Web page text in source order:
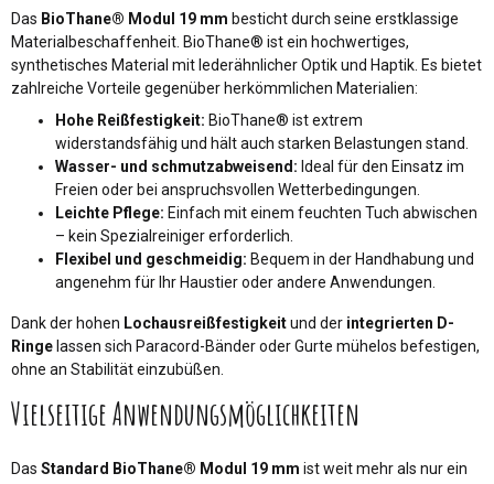
Das BioThane® Modul 19 mm besticht durch seine erstklassige
Materialbeschaffenheit. BioThane® ist ein hochwertiges,
synthetisches Material mit lederähnlicher Optik und Haptik. Es bietet
zahlreiche Vorteile gegenüber herkömmlichen Materialien:
Hohe Reißfestigkeit: BioThane® ist extrem
widerstandsfähig und hält auch starken Belastungen stand.
Wasser- und schmutzabweisend: Ideal für den Einsatz im
Freien oder bei anspruchsvollen Wetterbedingungen.
Leichte Pflege: Einfach mit einem feuchten Tuch abwischen
– kein Spezialreiniger erforderlich.
Flexibel und geschmeidig: Bequem in der Handhabung und
angenehm für Ihr Haustier oder andere Anwendungen.
Dank der hohen Lochausreißfestigkeitund der integrierten D-
Ringe lassen sich Paracord-Bänder oder Gurte mühelos befestigen,
ohne an Stabilität einzubüßen.
Vielseitige Anwendungsmöglichkeiten
Das Standard BioThane® Modul 19 mm ist weit mehr als nur ein